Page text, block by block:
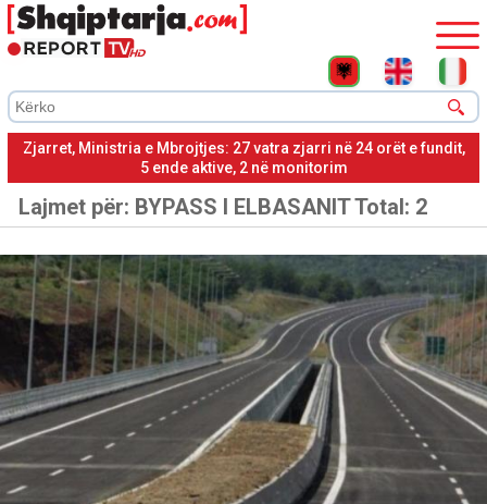
Zjarret, Ministria e Mbrojtjes: 27 vatra zjarri në 24 orët e fundit,
5 ende aktive, 2 në monitorim
Lajmet për: BYPASS I ELBASANITTotal: 2